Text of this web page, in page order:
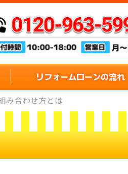
リフォームローンの流れ
み合わせ方とは